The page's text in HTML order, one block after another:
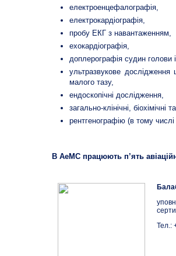
електроенцефалографія,
електрокардіографія,
пробу ЕКГ з навантаженням,
ехокардіографія,
доплерографія судин голови і
ультразвукове дослідження
малого тазу,
ендоскопічні дослідження,
загально-клінічні, біохімічні
рентгенографію (в тому
В АеМС працюють п’ять
Тел.: